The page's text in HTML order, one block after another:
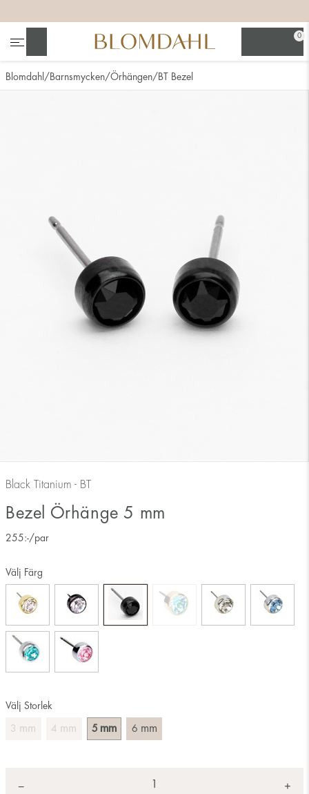
0
Blomdahl Barnsmycken Örhängen BT Bezel
Black Titanium - BT
Bezel Örhänge 5 mm
255:-/par
Välj Storlek
3 mm 4 mm 5 mm 6 mm
Välj Färg
− +